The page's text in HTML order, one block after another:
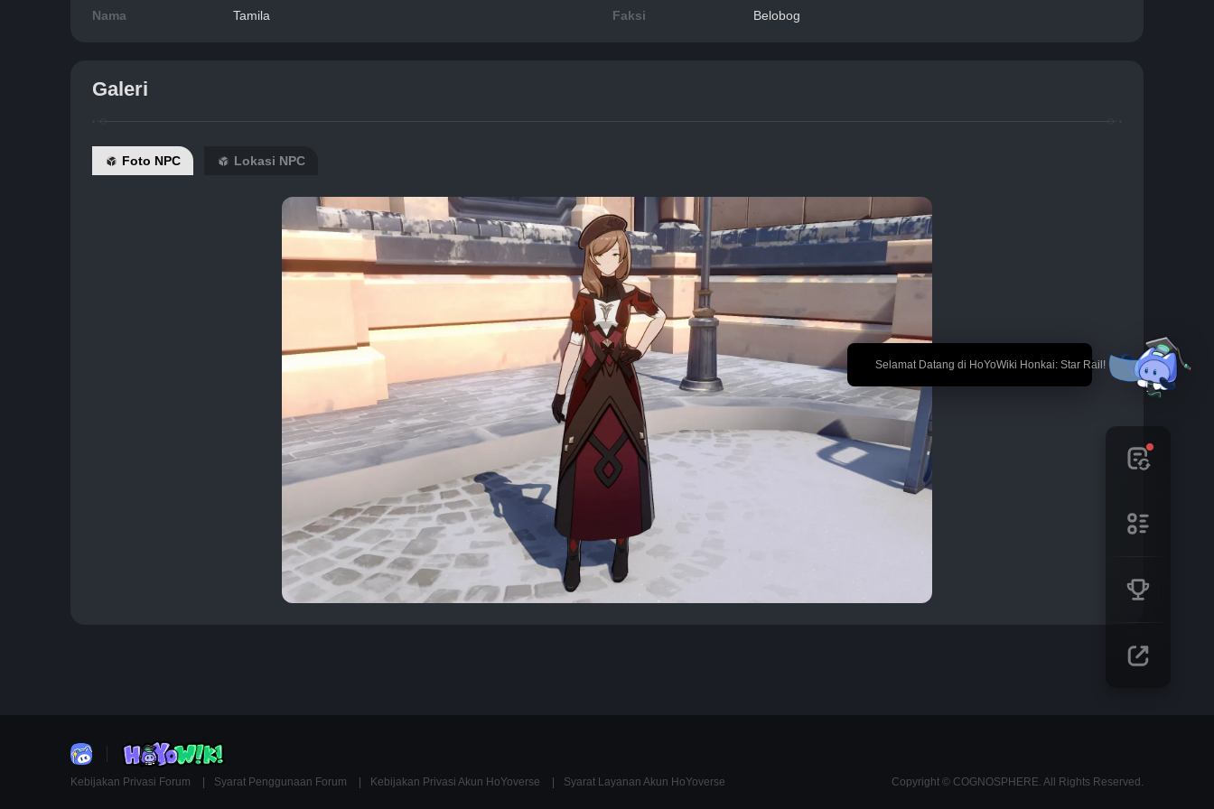
🎉 Selamat Datang di HoYoWiki Honkai: Star Rail!
Nama Tamila Faksi Belobog
Galeri
Foto NPC Lokasi NPC
Kebijakan Privasi Forum Syarat Penggunaan Forum Kebijakan Privasi Akun HoYoverse Syarat Layanan Akun HoYoverse Copyright © COGNOSPHERE. All Rights Reserved.